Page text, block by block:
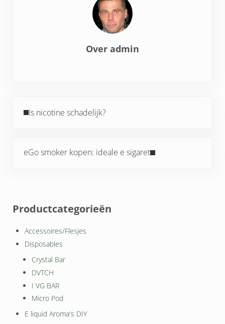
Over admin
Is nicotine schadelijk?
eGo smoker kopen: ideale e sigaret
Sidebar
Productcategorieën
Accessoires/Flesjes
Disposables
Crystal Bar
DVTCH
I VG BAR
Micro Pod
E liquid Aroma's DIY